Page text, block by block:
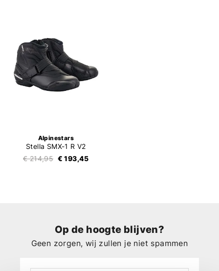
Alpinestars
Stella SMX-1 R V2
€ 214,95 € 193,45
Op de hoogte blijven?
Geen zorgen, wij zullen je niet spammen